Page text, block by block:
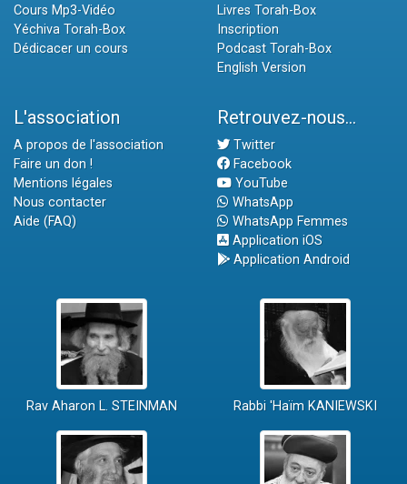
Cours Mp3-Vidéo
Yéchiva Torah-Box
Dédicacer un cours
Livres Torah-Box
Inscription
Podcast Torah-Box
English Version
L'association
A propos de l'association
Faire un don !
Mentions légales
Nous contacter
Aide (FAQ)
Retrouvez-nous...
Twitter
Facebook
YouTube
WhatsApp
WhatsApp Femmes
Application iOS
Application Android
Rav Aharon L. STEINMAN Rabbi 'Haïm KANIEWSKI